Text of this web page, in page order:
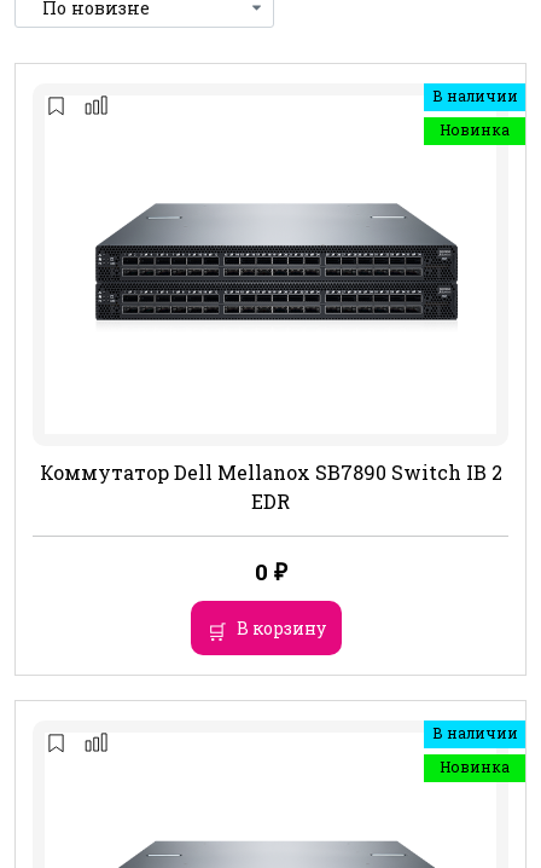
В наличии
Новинка
Коммутатор Dell Mellanox SB7890 Switch IB 2
EDR
0 ₽
В корзину
В наличии
Новинка